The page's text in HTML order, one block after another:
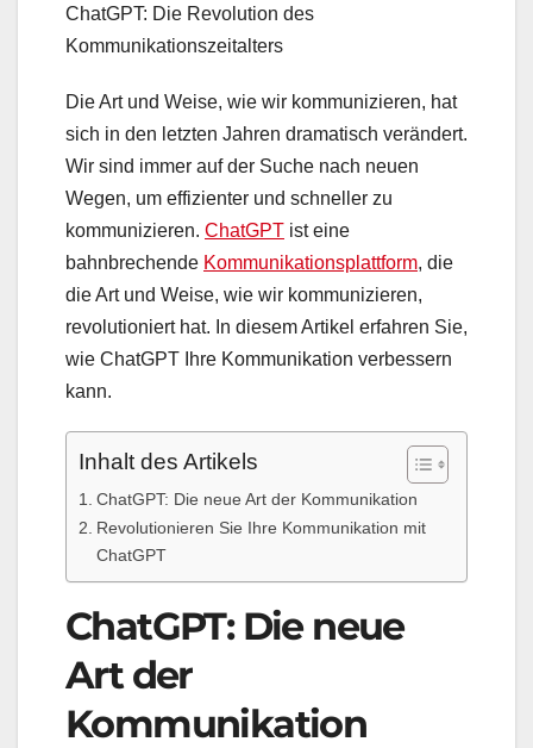
ChatGPT: Die Revolution des
Kommunikationszeitalters
Die Art und Weise, wie wir kommunizieren, hat
sich in den letzten Jahren dramatisch verändert.
Wir sind immer auf der Suche nach neuen
Wegen, um effizienter und schneller zu
kommunizieren. ChatGPT ist eine
bahnbrechende Kommunikationsplattform, die
die Art und Weise, wie wir kommunizieren,
revolutioniert hat. In diesem Artikel erfahren Sie,
wie ChatGPT Ihre Kommunikation verbessern
kann.
Inhalt des Artikels
ChatGPT: Die neue Art der Kommunikation
Revolutionieren Sie Ihre Kommunikation mit
ChatGPT
ChatGPT: Die neue
Art der
Kommunikation